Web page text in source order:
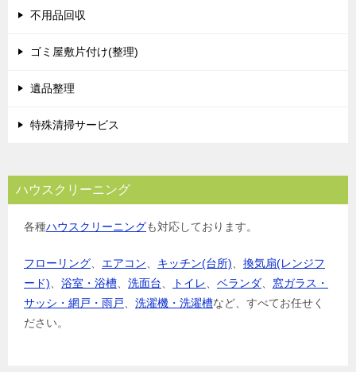
不用品回収
ゴミ屋敷片付け(整理)
遺品整理
特殊清掃サービス
ハウスクリーニング
各種ハウスクリーニングも対応しております。
フローリング エアコン キッチン(台所)
換気扇(レンジフ
ード)
浴室・浴槽 洗面台 トイレ ベランダ
窓ガラス・
サッシ・網戸・雨戸
洗濯機・洗濯槽など、すべてお任せく
ださい。